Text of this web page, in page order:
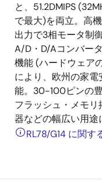
と、51.2DMIPS
で最大)を両立。高
出力で3相モータ制
A/D・D/Aコンバー
機能 (ハードウェア
により、欧州の家
能。30-100ピンの
フラッシュ・メモ
器などの幅広い用途
RL78/G14 に関す